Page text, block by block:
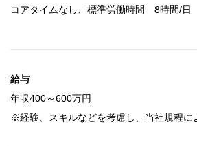
コアタイムなし、標準労働時間 8時間/日
給与
年収400～600万円
※経験、スキルなどを考慮し、当社規程に